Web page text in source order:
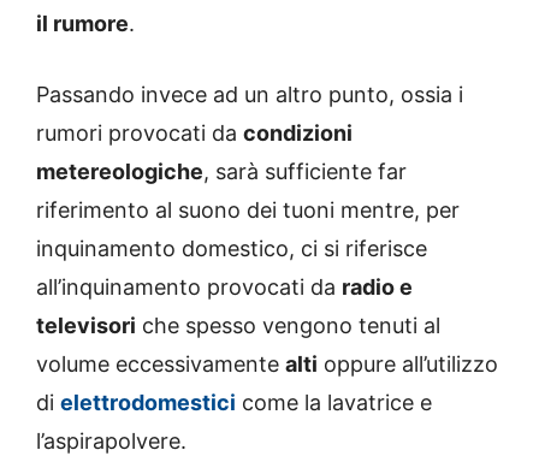
il rumore.
Passando invece ad un altro punto, ossia i
rumori provocati da condizioni
metereologiche, sarà sufficiente far
riferimento al suono dei tuoni mentre, per
inquinamento domestico, ci si riferisce
all’inquinamento provocati da radio e
televisori che spesso vengono tenuti al
volume eccessivamente alti oppure all’utilizzo
di elettrodomestici come la lavatrice e
l’aspirapolvere.